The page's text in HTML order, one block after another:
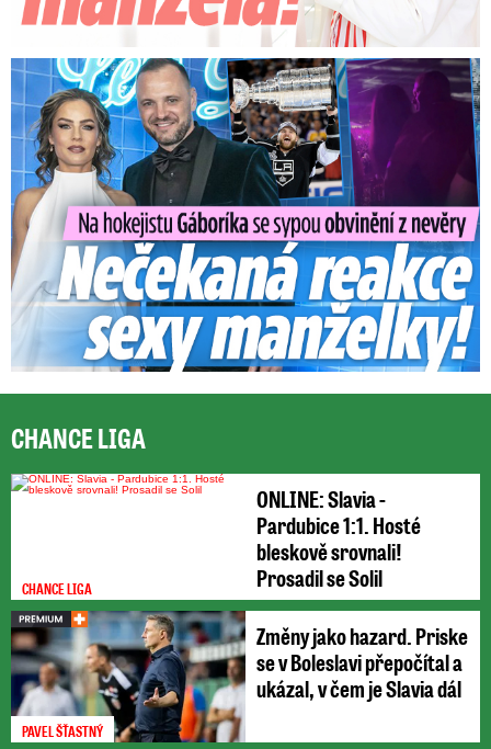
Na Gáboríka se sypou obvinění z nevěry: Reakce manželky!
CHANCE LIGA
CHANCE LIGA
ONLINE: Slavia -
Pardubice 1:1. Hosté
bleskově srovnali!
Prosadil se Solil
PAVEL ŠŤASTNÝ
Změny jako hazard. Priske
se v Boleslavi přepočítal a
ukázal, v čem je Slavia dál